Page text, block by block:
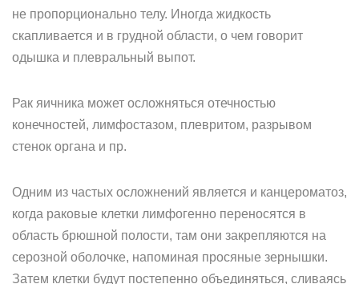
не пропорционально телу. Иногда жидкость
скапливается и в грудной области, о чем говорит
одышка и плевральный выпот.
Рак яичника может осложняться отечностью
конечностей, лимфостазом, плевритом, разрывом
стенок органа и пр.
Одним из частых осложнений является и канцероматоз,
когда раковые клетки лимфогенно переносятся в
область брюшной полости, там они закрепляются на
серозной оболочке, напоминая просяные зернышки.
Затем клетки будут постепенно объединяться, сливаясь